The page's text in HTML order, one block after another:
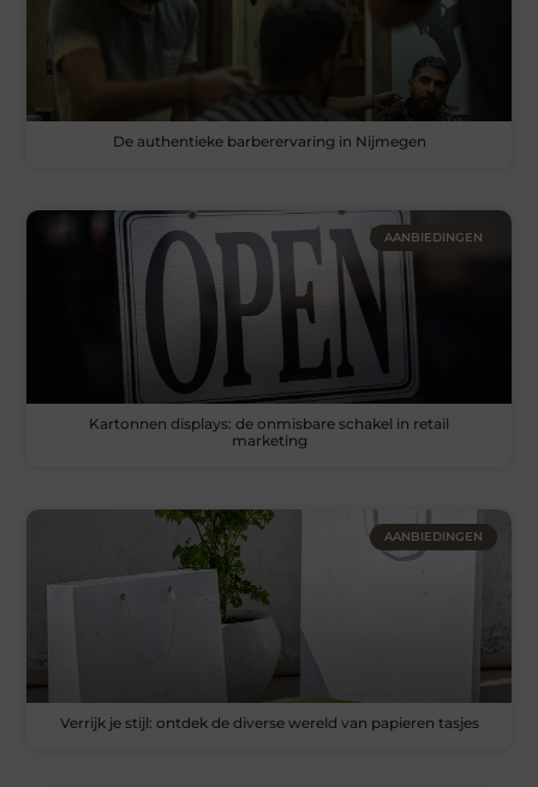
De authentieke barberervaring in Nijmegen
AANBIEDINGEN
Kartonnen displays: de onmisbare schakel in retail
marketing
AANBIEDINGEN
Verrijk je stijl: ontdek de diverse wereld van papieren tasjes